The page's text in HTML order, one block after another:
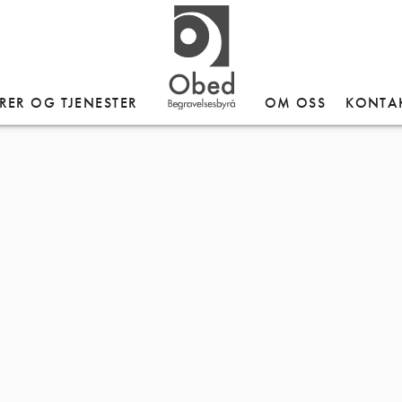
OG TJENESTER OM OSS